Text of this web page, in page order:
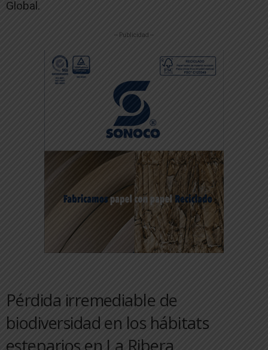
Global.
-- Publicidad --
Pérdida irremediable de
biodiversidad en los hábitats
esteparios en La Ribera